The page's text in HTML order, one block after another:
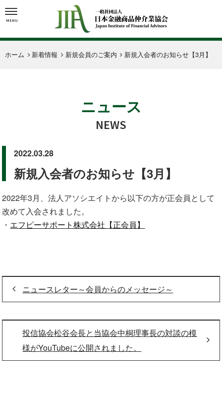
MENU
ホーム 新着情報 新規会員のご案内 新規入会者のお知らせ【3月】
ニュース
NEWS
2022.03.28
新規入会者のお知らせ【3月】
2022年3月、法人アソシエイトから以下の方が正会員として
改めて入会されました。
・ エフピーサポート株式会社【正会員】
ニュースレター～会員からのメッセージ～
投信協会松谷会長と当協会中桐理事長の対談の模
様がYouTubeに公開されました。